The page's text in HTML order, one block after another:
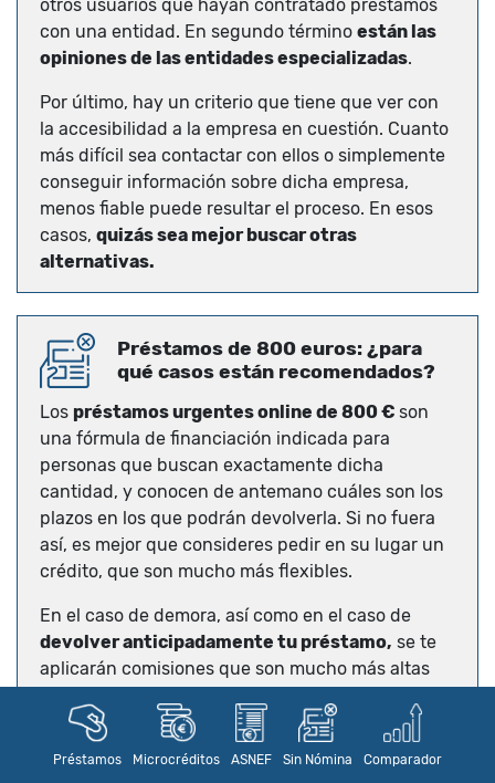
Préstamos Microcréditos ASNEF Sin Nómina Comparador
otros usuarios que hayan contratado préstamos
con una entidad. En segundo término están las
opiniones de las entidades especializadas.
Por último, hay un criterio que tiene que ver con
la accesibilidad a la empresa en cuestión. Cuanto
más difícil sea contactar con ellos o simplemente
conseguir información sobre dicha empresa,
menos fiable puede resultar el proceso. En esos
casos, quizás sea mejor buscar otras
alternativas.
Préstamos de 800 euros: ¿para
qué casos están recomendados?
Los préstamos urgentes online de 800 € son
una fórmula de financiación indicada para
personas que buscan exactamente dicha
cantidad, y conocen de antemano cuáles son los
plazos en los que podrán devolverla. Si no fuera
así, es mejor que consideres pedir en su lugar un
crédito, que son mucho más flexibles.
En el caso de demora, así como en el caso de
devolver anticipadamente tu préstamo, se te
aplicarán comisiones que son mucho más altas
prestamista los intereses de demora pueden
variar, o se pueden conceder prórrogas. Por lo